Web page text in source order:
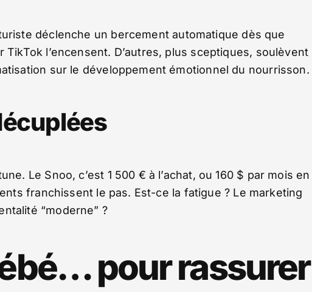
déclenche un bercement automatique dès que
l’encensent. D’autres, plus sceptiques, soulèvent
sur le développement émotionnel du nourrisson.
Le Snoo, c’est 1 500 € à l’achat, ou 160 $ par mois en
franchissent le pas. Est-ce la fatigue ? Le marketing
“moderne” ?
pour rassurer